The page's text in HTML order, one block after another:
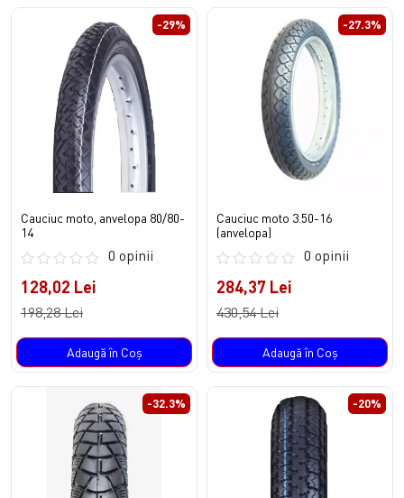
-29%
Cauciuc moto, anvelopa 80/80-
14
0 opinii
128,02 Lei
198,28 Lei
Adaugă în Coş
-27.3%
Cauciuc moto 3.50-16
(anvelopa)
0 opinii
284,37 Lei
430,54 Lei
Adaugă în Coş
-32.3% -20%